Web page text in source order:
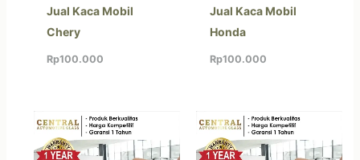
Jual Kaca Mobil
Chery
Rp100.000
Jual Kaca Mobil
Honda
Rp100.000